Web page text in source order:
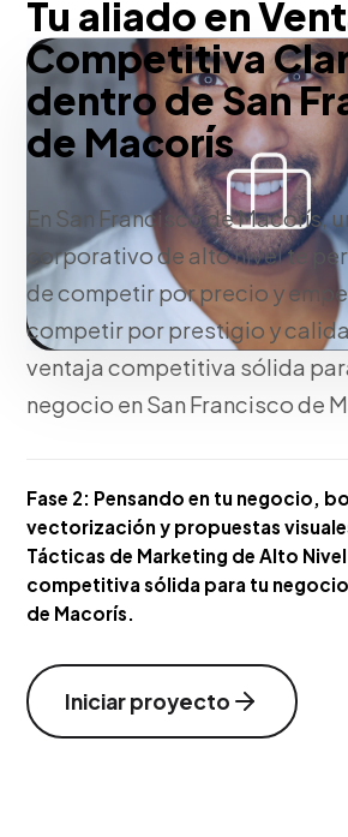
Tu aliado en
Competitiva
dentro de San
de Macorís
En San Francisco de Macorís,
corporativo de alto nivel te
de competir por precio y
competir por prestigio y
ventaja competitiva sólida
negocio en San Francisco de
Fase 2: Pensando en tu negocio,
vectorización y propuestas
Tácticas de Marketing de Alto
competitiva sólida para tu negocio
de Macorís.
Iniciar proyecto